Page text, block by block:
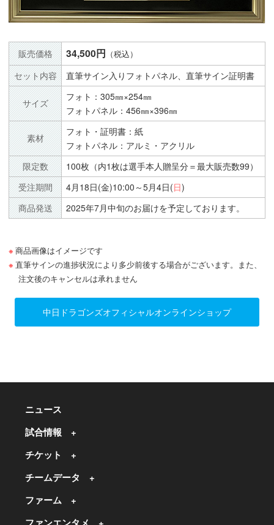
販売価格 34,500円 （税込）
セット内容 直筆サイン入りフォトパネル、直筆サイン証明書
サイズ
フォト：305㎜×254㎜
フォトパネル：456㎜×396㎜
素材
フォト・証明書：紙
フォトパネル：アルミ・アクリル
限定数
100枚（内1枚は選手本人贈呈分＝最大販売数99）
受注期間
4月18日(金)10:00～5月4日(日)
商品発送
2025年7月中旬のお届けを予定しております。
商品画像はイメージです
直筆サインの進捗状況により多少前後する場合がございます。また、
注文後のキャンセルは承れません
中日ドラゴンズオフィシャルオンラインショップ
ニュース
試合情報
チケット
チームデータ
ファーム